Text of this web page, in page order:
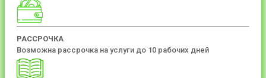
РАССРОЧКА
Возможна рассрочка на услуги до 10 рабочих дней